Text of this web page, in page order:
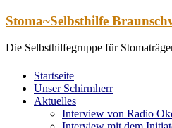
Zum
springen
Stoma~Selbsthilfe
Die Selbsthilfegruppe für
Startseite
Unser Schirmherr
Aktuelles
Interview von Radio